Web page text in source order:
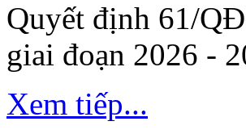
Quyết định 61/
giai đoạn 2026 -
Xem tiếp...